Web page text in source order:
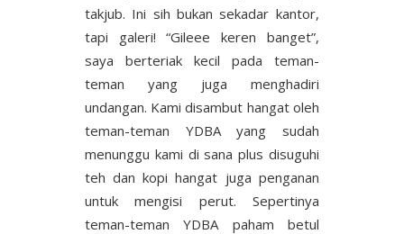
takjub. Ini sih bukan sekadar kantor,
tapi galeri! “Gileee keren banget”,
saya berteriak kecil pada teman-
teman yang juga menghadiri
undangan. Kami disambut hangat oleh
teman-teman YDBA yang sudah
menunggu kami di sana plus disuguhi
teh dan kopi hangat juga penganan
untuk mengisi perut. Sepertinya
teman-teman YDBA paham betul